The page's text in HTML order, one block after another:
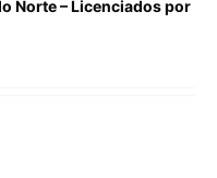
Norte – Licenciados por